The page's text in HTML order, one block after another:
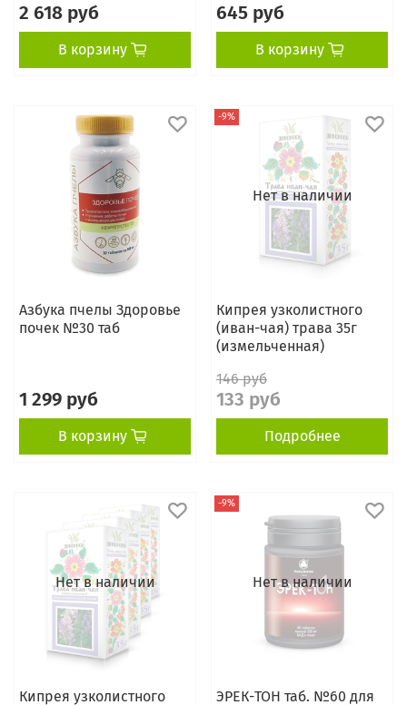
2 618 руб
В корзину
645 руб
В корзину
Азбука пчелы Здоровье
почек №30 таб
1 299 руб
В корзину
Нет в наличии
-9%
Кипрея узколистного
(иван-чая) трава 35г
(измельченная)
146 руб
133 руб
Подробнее
Нет в наличии
Кипрея узколистного
Нет в наличии
-9%
ЭРЕК-ТОН таб. №60 для